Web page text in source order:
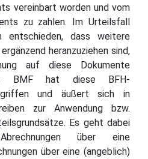
vereinbart worden und vom
zu zahlen. Im Urteilsfall
dass weitere
heranzuziehen sind,
auf diese Dokumente
BMF hat diese BFH-
und äußert sich in
zur Anwendung bzw.
Es geht dabei
über eine
über eine (angeblich)